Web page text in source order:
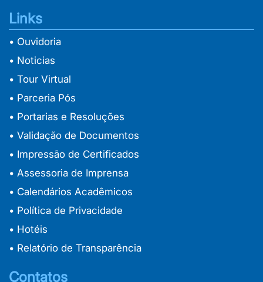
Links
• Ouvidoria
• Noticias
• Tour Virtual
• Parceria Pós
• Portarias e Resoluções
• Validação de Documentos
• Impressão de Certificados
• Assessoria de Imprensa
• Calendários Acadêmicos
• Política de Privacidade
• Hotéis
• Relatório de Transparência
Contatos